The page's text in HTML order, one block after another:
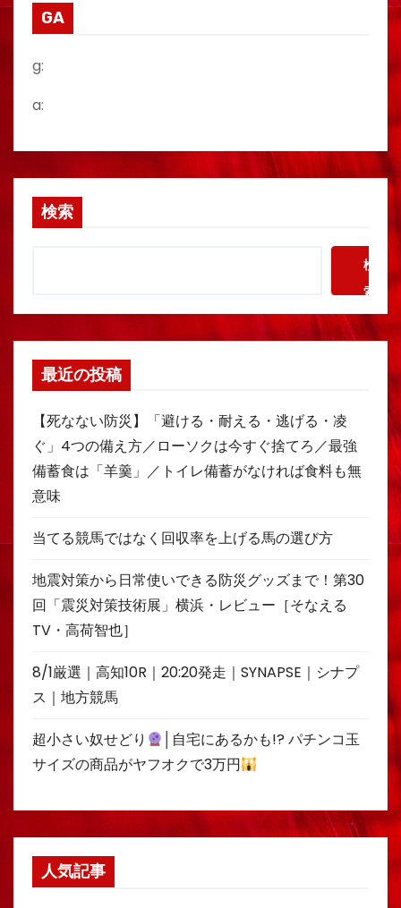
GA
g:
a:
検索
検
索
最近の投稿
【死なない防災】「避ける・耐える・逃げる・凌
ぐ」4つの備え方／ローソクは今すぐ捨てろ／最強
備蓄食は「羊羹」／トイレ備蓄がなければ食料も無
意味
当てる競馬ではなく回収率を上げる馬の選び方
地震対策から日常使いできる防災グッズまで！第30
回「震災対策技術展」横浜・レビュー［そなえる
TV・高荷智也］
8/1厳選｜高知10R｜20:20発走｜SYNAPSE｜シナプ
ス｜地方競馬
超小さい奴せどり
│自宅にあるかも!? パチンコ玉
サイズの商品がヤフオクで3万円
人気記事